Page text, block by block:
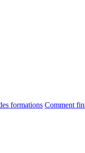
formations Comment